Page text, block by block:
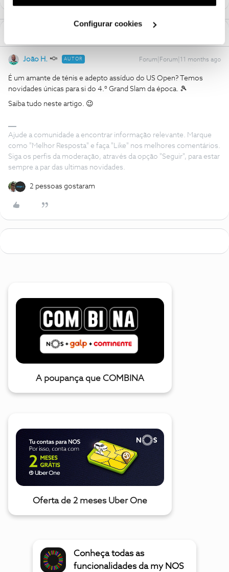
utilização dos cookies clicando em "Configurar
Configurar cookies
João H. AUTOR Forum|Forum|11 months ago
É um amante de ténis e adepto assíduo do US Open? Temos
novidades únicas para si do 4.º Grand Slam da época. 🎾
Saiba tudo neste artigo. 😉
Ajude a comunidade a encontrar informação relevante. Marque
como "Melhor Resposta" e faça "Like" nos melhores comentários.
Siga os perfis da moderação, através da opção "Seguir", para estar
sempre a par das ultimas novidades.
2 pessoas gostaram
A poupança que COMBINA
Oferta de 2 meses Uber One
Conheça todas as
funcionalidades da my NOS